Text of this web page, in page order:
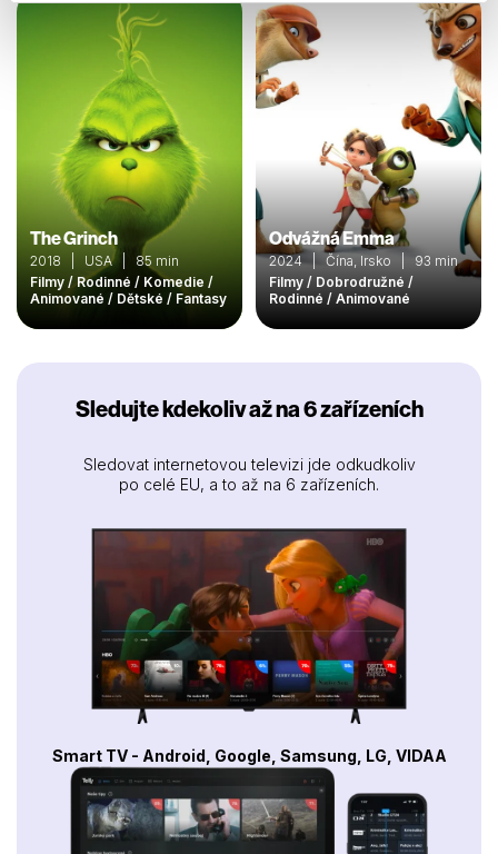
The Grinch
2018 | USA | 85 min
Filmy / Rodinné / Komedie /
Animované / Dětské / Fantasy
Odvážná Emma
2024 | Čína, Irsko | 93 min
Filmy / Dobrodružné /
Rodinné / Animované
Sledujte kdekoliv až na 6 zařízeních
Sledovat internetovou televizi jde odkudkoliv
po celé EU, a to až na 6 zařízeních.
Smart TV - Android, Google, Samsung, LG, VIDAA